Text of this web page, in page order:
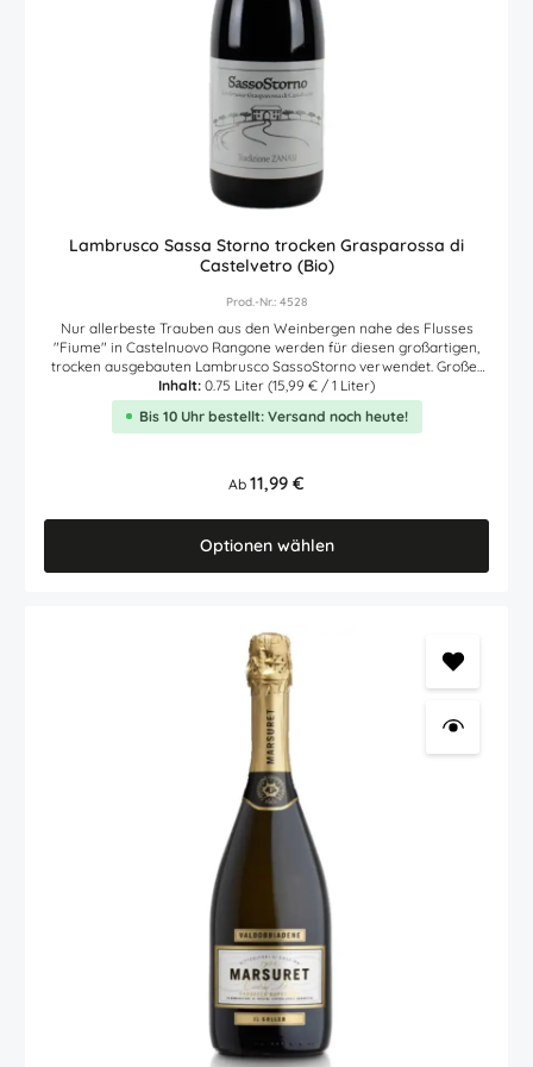
Lambrusco Sassa Storno trocken Grasparossa di
Castelvetro (Bio)
Prod.-Nr.: 4528
Nur allerbeste Trauben aus den Weinbergen nahe des Flusses
"Fiume" in Castelnuovo Rangone werden für diesen großartigen,
trocken ausgebauten Lambrusco SassoStorno verwendet. Großer
italienischer Lambrusco Rotwein. Rubinrot in der Farbe, lilarote
Schaumkrone und zarte Perlage. Einladend riechender,
feinfruchtiger Duft nach reifen Früchten. Fesselnd fruchtiger,
Sekt - Prosecco)
Inhalt: 0.75 Liter (15,99 € / 1 Liter)
Bis 10 Uhr bestellt: Versand noch heute!
Regulärer Preis:
Ab 11,99 €
Optionen wählen